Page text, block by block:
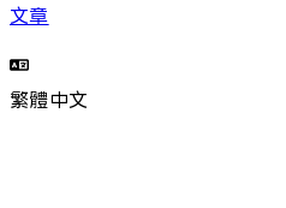
文章
繁體中文